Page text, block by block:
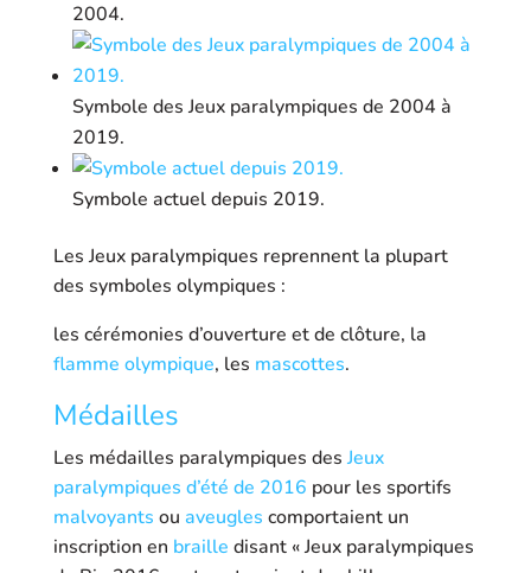
2004.
Symbole des Jeux paralympiques de 2004 à
2019.
Symbole actuel depuis 2019.
Les Jeux paralympiques reprennent la plupart
des symboles olympiques :
les cérémonies d’ouverture et de clôture, la
flamme olympique, les mascottes.
Médailles
Les médailles paralympiques des Jeux
paralympiques d’été de 2016 pour les sportifs
malvoyants ou aveugles comportaient un
inscription en braille disant « Jeux paralympiques